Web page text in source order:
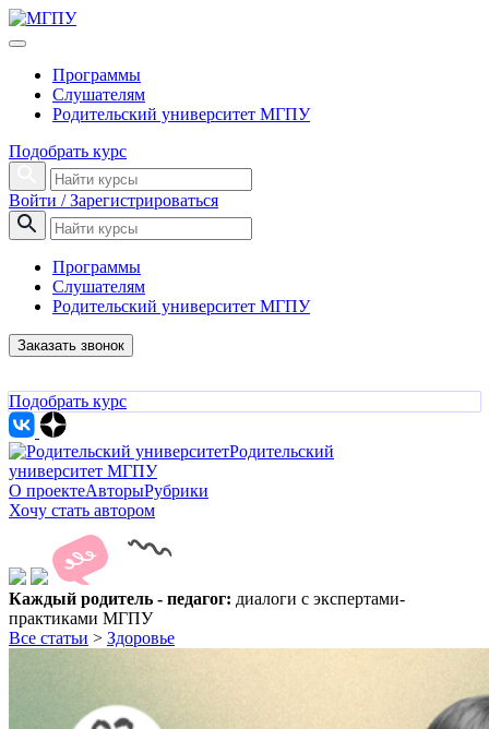
Программы
Слушателям
Родительский университет МГПУ
Подобрать курс
Войти / Зарегистрироваться
Программы
Слушателям
Родительский университет МГПУ
Заказать звонок
Подобрать курс
Родительский
университет МГПУ
О проектеАвторыРубрики
Хочу стать автором
Каждый родитель - педагог: диалоги с экспертами-
практиками МГПУ
Все статьи > Здоровье